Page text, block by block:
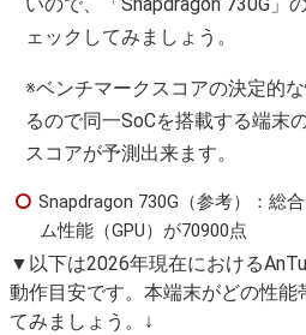
いので、「Snapdragon 730G」
ェックしてみましょう。
※ベンチマークスコアの決定的
るので同一SoCを搭載する端末
スコアが予測出来ます。
Snapdragon 730G（参考）：総
ム性能（GPU）が70900点
▼以下は2026年現在における
動作目安です。本端末がどの性能
てみましょう。↓